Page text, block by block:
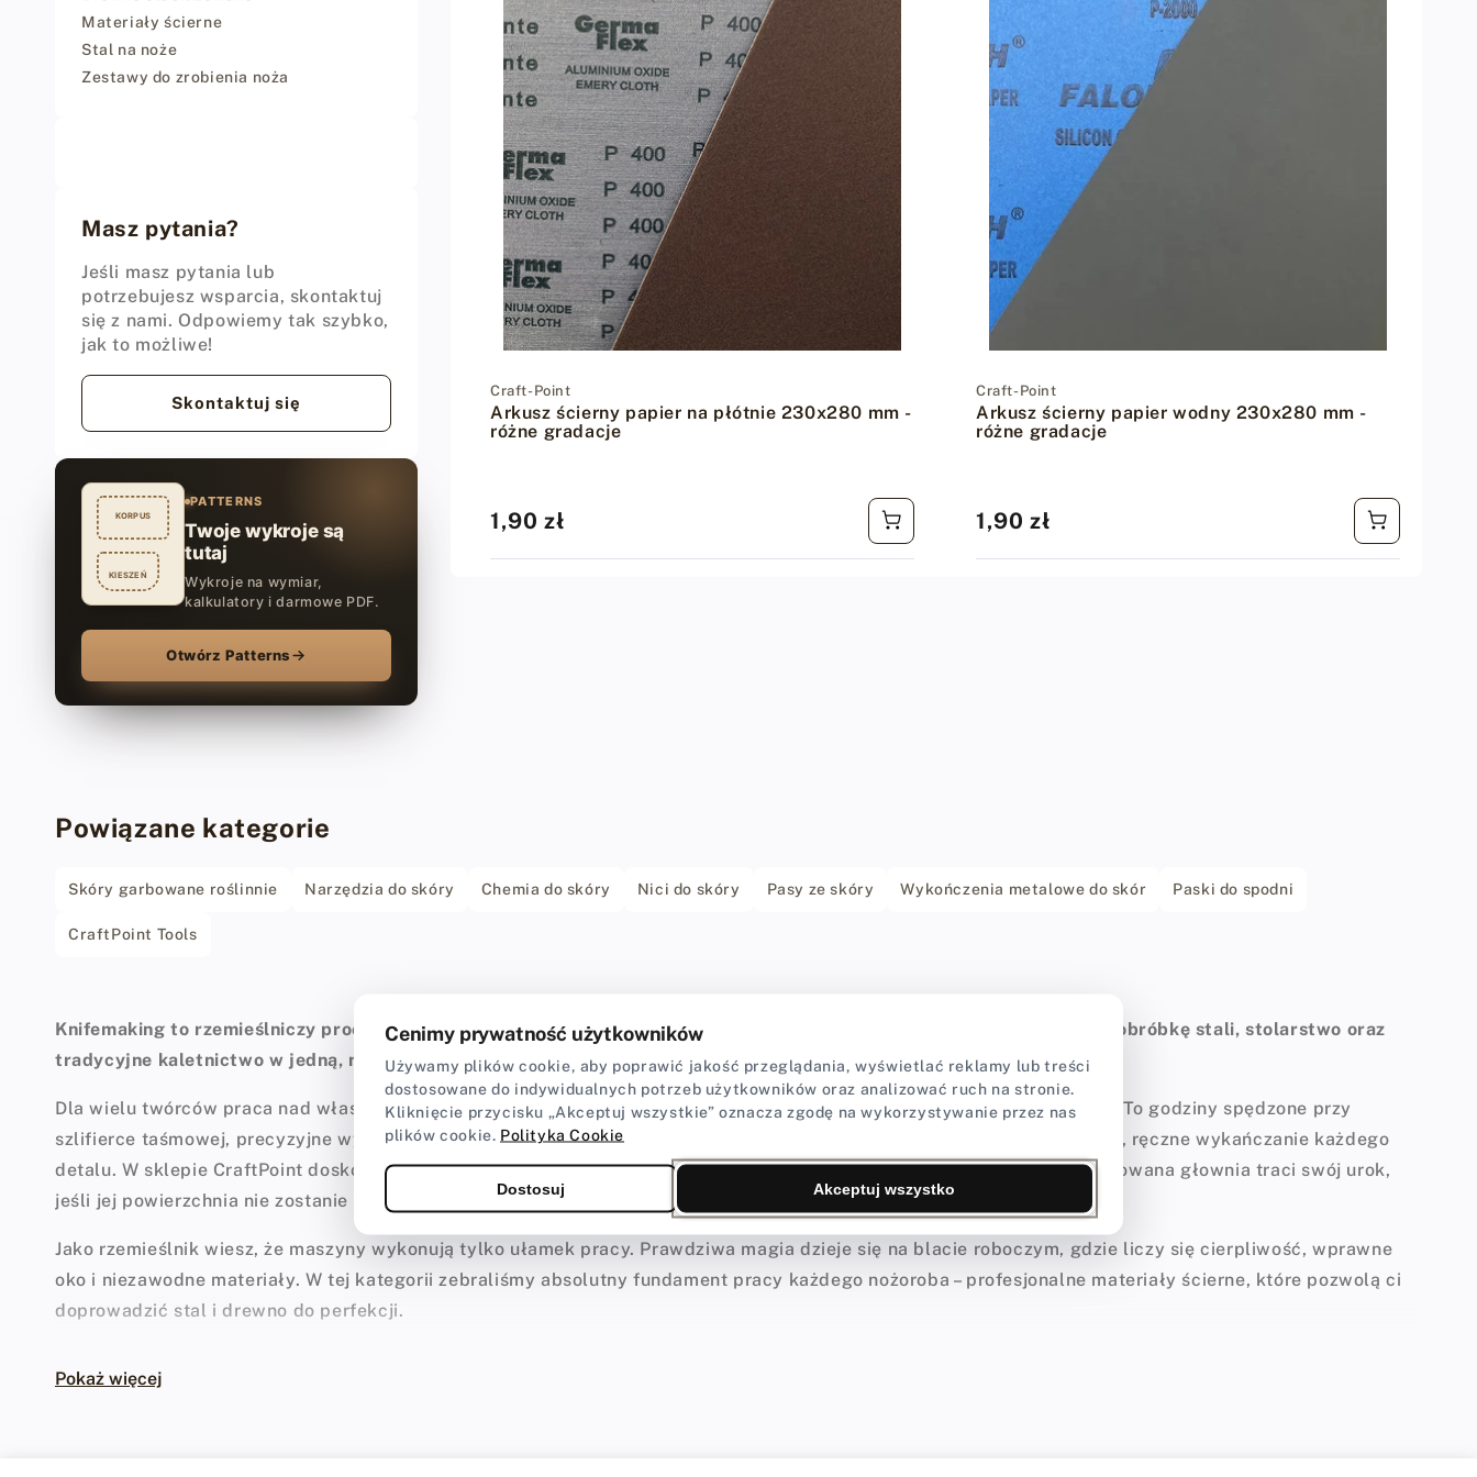
Materiały ścierne
Stal na noże
Zestawy do zrobienia noża
Masz pytania?
Jeśli masz pytania lub
potrzebujesz wsparcia, skontaktuj
się z nami. Odpowiemy tak szybko,
jak to możliwe!
Skontaktuj się
KORPUS
KIESZEŃ
PATTERNS
Twoje wykroje są
tutaj
Wykroje na wymiar,
kalkulatory i darmowe PDF.
Otwórz Patterns
Dostawca:
Craft-Point
Arkusz ścierny papier na płótnie 230x280 mm -
różne gradacje
Cena
regularna
1,90 zł
Dostawca:
Craft-Point
Arkusz ścierny papier wodny 230x280 mm -
różne gradacje
Cena
regularna
1,90 zł
Powiązane kategorie
Skóry garbowane roślinnie Narzędzia do skóry Chemia do skóry Nici do skóry Pasy ze skóry Wykończenia metalowe do skór Paski do spodni
CraftPoint Tools
Knifemaking to rzemieślniczy proces ręcznego projektowania, obróbki i wykańczania noży, łączący w sobie precyzyjną obróbkę stali, stolarstwo oraz
tradycyjne kaletnictwo w jedną, nierozerwalną sztukę.
Dla wielu twórców praca nad własnym nożem to znacznie więcej niż tylko wycinanie kształtu ze stalowego płaskownika. To godziny spędzone przy
szlifierce taśmowej, precyzyjne wyprowadzanie szlifów, dobór odpowiednich materiałów na rękojeść i wreszcie – żmudne, ręczne wykańczanie każdego
detalu. W sklepie CraftPoint doskonale rozumiemy, że ostateczny charakter noża definiują detale. Nawet najlepiej zahartowana głownia traci swój urok,
jeśli jej powierzchnia nie zostanie odpowiednio przygotowana, a rękojeść nie będzie idealnie leżeć w dłoni.
Jako rzemieślnik wiesz, że maszyny wykonują tylko ułamek pracy. Prawdziwa magia dzieje się na blacie roboczym, gdzie liczy się cierpliwość, wprawne
oko i niezawodne materiały. W tej kategorii zebraliśmy absolutny fundament pracy każdego nożoroba – profesjonalne materiały ścierne, które pozwolą ci
doprowadzić stal i drewno do perfekcji.
Ręczne wykończenie – dusza każdego noża
Pokaż więcej
Cenimy prywatność użytkowników
Używamy plików cookie, aby poprawić jakość przeglądania, wyświetlać reklamy lub treści
dostosowane do indywidualnych potrzeb użytkowników oraz analizować ruch na stronie.
Kliknięcie przycisku „Akceptuj wszystkie” oznacza zgodę na wykorzystywanie przez nas
plików cookie. Polityka Cookie
Dostosuj Akceptuj wszystko